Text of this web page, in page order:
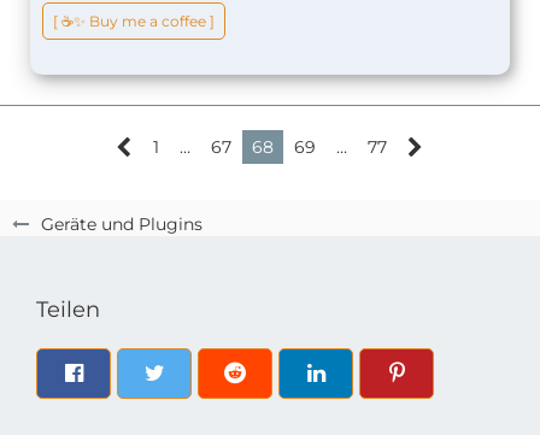
Geräte und Plugins
[ ☕️✨ Buy me a coffee ]
1 … 67 68 69 … 77
Teilen